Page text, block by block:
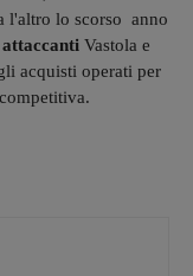
l'altro lo scorso anno
Vastola e
acquisti operati per